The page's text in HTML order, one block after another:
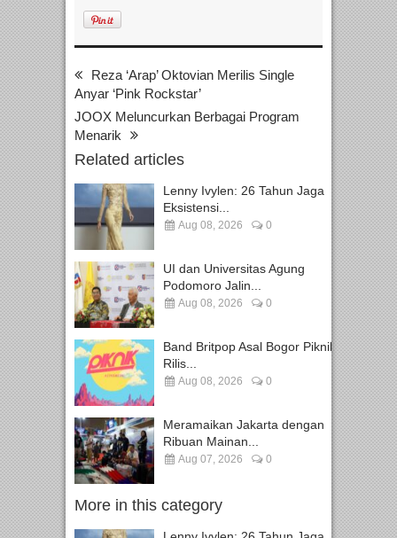
Reza ‘Arap’ Oktovian Merilis Single
Anyar ‘Pink Rockstar’
JOOX Meluncurkan Berbagai Program
Menarik
Related articles
Lenny Ivylen: 26 Tahun Jaga
Eksistensi...
Aug 08, 2026 0
UI dan Universitas Agung
Podomoro Jalin...
Aug 08, 2026 0
Band Britpop Asal Bogor Piknik
Rilis...
Aug 08, 2026 0
Meramaikan Jakarta dengan
Ribuan Mainan...
Aug 07, 2026 0
More in this category